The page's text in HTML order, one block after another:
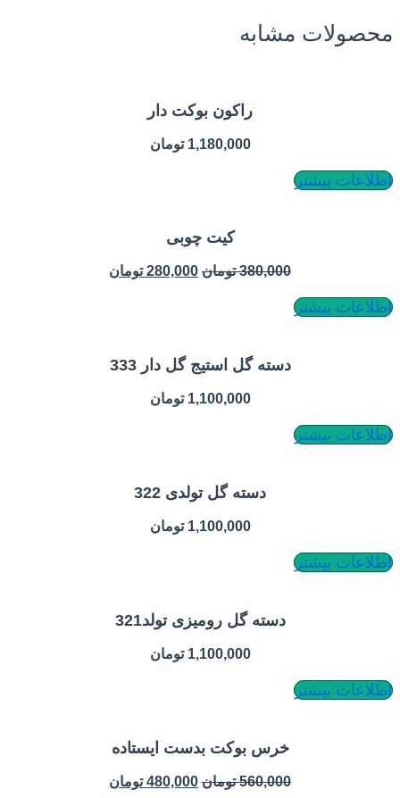
مشابه
راکون بوکت دار
تومان
کیت چوبی
تومان 280,000 تومان
دسته گل استیج گل دار 333
تومان
دسته گل تولدی 322
تومان
دسته گل رومیزی تولد321
تومان
خرس بوکت بدست ایستاده
تومان 480,000 تومان